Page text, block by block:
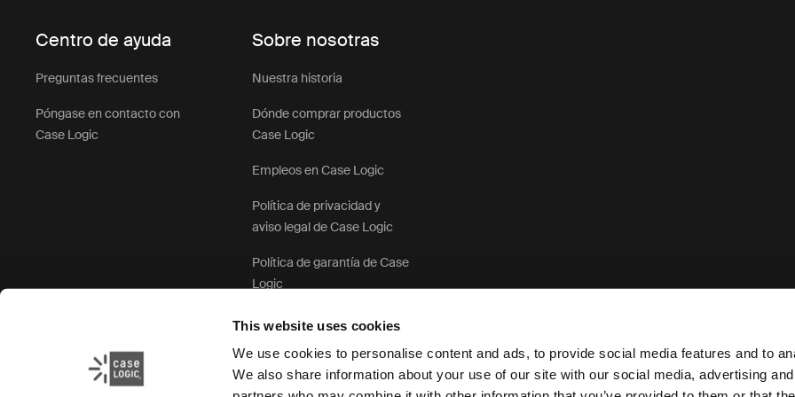
This website uses cookies
We use cookies to personalise content and ads, to provide social media features and to
We also share information about your use of our site with our social media, advertising
Centro de ayuda
Preguntas frecuentes
Póngase en contacto con
Case Logic
Sobre nosotras
Nuestra historia
Dónde comprar productos
Case Logic
Empleos en Case Logic
Política de privacidad y
aviso legal de Case Logic
Política de garantía de Case
Logic